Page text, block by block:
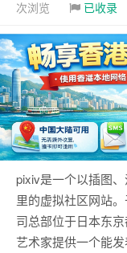
次浏览
已收录
pixiv是一个以插图
里的虚拟社区网站
司总部位于日本东
艺术家提供一个能